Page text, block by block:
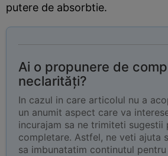
putere de absorbtie.
Ai o propunere de
neclarități?
In cazul in care articolul nu a
un anumit aspect care va
incurajam sa ne trimiteti sugestii
completare. Astfel, ne veti ajuta
sa imbunatatim continutul